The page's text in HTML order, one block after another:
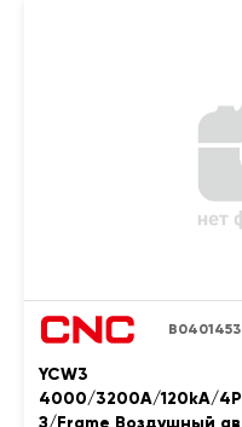
B0401453
YCW3
4000/3200A/120kA/
З/Frame Воздушный